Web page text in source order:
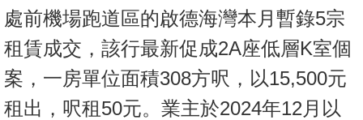
處前機場跑道區的啟德海灣本月暫錄5宗
租賃成交，該行最新促成2A座低層K室個
案，一房單位面積308方呎，以15,500元
租出，呎租50元。業主於2024年12月以